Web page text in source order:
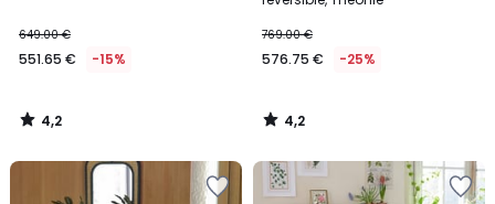
649.00 €
551.65 € -15%
4,2
/
769.00 €
576.75 € -25%
4,2
/